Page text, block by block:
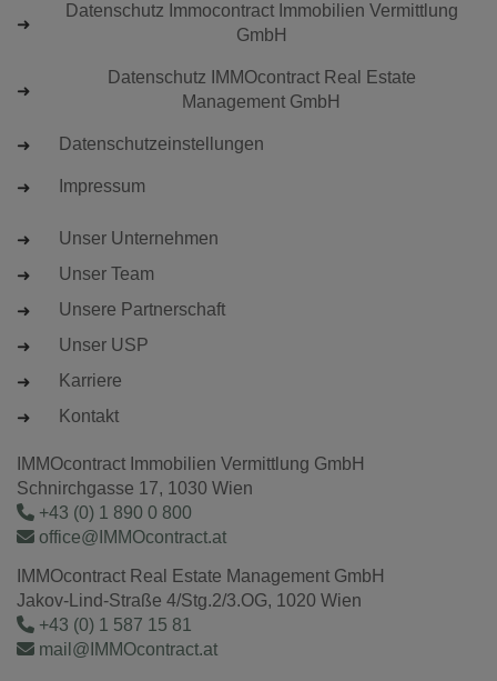
Datenschutz Immocontract Immobilien Vermittlung
GmbH
Datenschutz IMMOcontract Real Estate
Management GmbH
Datenschutzeinstellungen
Impressum
Unser Unternehmen
Unser Team
Unsere Partnerschaft
Unser USP
Karriere
Kontakt
IMMOcontract Immobilien Vermittlung GmbH
Schnirchgasse 17, 1030 Wien
+43 (0) 1 890 0 800
office@IMMOcontract.at
IMMOcontract Real Estate Management GmbH
Jakov-Lind-Straße 4/Stg.2/3.OG, 1020 Wien
+43 (0) 1 587 15 81
mail@IMMOcontract.at